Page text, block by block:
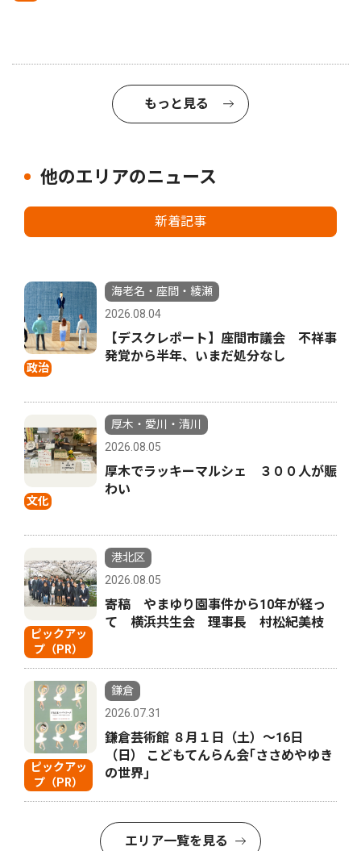
もっと見る
他のエリアのニュース
新着記事
政治
海老名・座間・綾瀬
2026.08.04
【デスクレポート】座間市議会 不祥事
発覚から半年、いまだ処分なし
文化
厚木・愛川・清川
2026.08.05
厚木でラッキーマルシェ ３００人が賑
わい
ピックアッ
プ（PR）
港北区
2026.08.05
寄稿 やまゆり園事件から10年が経っ
て 横浜共生会 理事長 村松紀美枝
ピックアッ
プ（PR）
鎌倉
2026.07.31
鎌倉芸術館 ８月１日（土）〜16日
（日） こどもてんらん会｢ささめやゆき
の世界｣
エリア一覧を見る